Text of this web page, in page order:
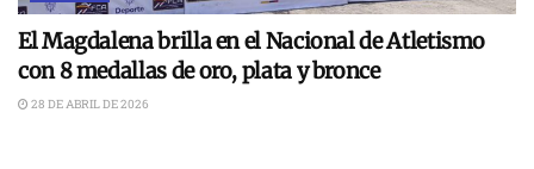
El Magdalena brilla en el Nacional de Atletismo
con 8 medallas de oro, plata y bronce
28 DE ABRIL DE 2026